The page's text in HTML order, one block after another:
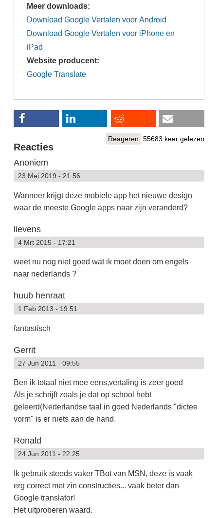
Meer downloads:
Download Google Vertalen voor Android
Download Google Vertalen voor iPhone en
iPad
Website producent:
Google Translate
Reageren 55683 keer gelezen
Reacties
Anoniem
23 Mei 2019 - 21:56
Wanneer krijgt deze mobiele app het nieuwe design
waar de meeste Google apps naar zijn veranderd?
lievens
4 Mrt 2015 - 17:21
weet nu nog niet goed wat ik moet doen om engels
naar nederlands ?
huub henraat
1 Feb 2013 - 19:51
fantastisch
Gerrit
27 Jun 2011 - 09:55
Ben ik totaal niet mee eens,vertaling is zeer goed
Als je schrijft zoals je dat op school hebt
geleerd(Nederlandse taal in goed Nederlands "dictee
vorm" is er niets aan de hand.
Ronald
24 Jun 2011 - 22:25
Ik gebruik steeds vaker TBot van MSN, deze is vaak
erg correct met zin constructies... vaak beter dan
Google translator!
Het uitproberen waard.